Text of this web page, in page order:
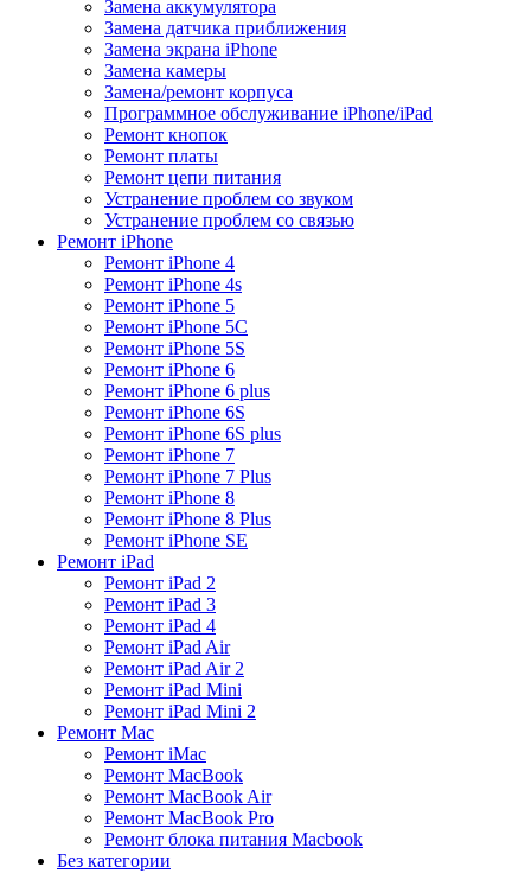
Замена аккумулятора
Замена датчика приближения
Замена экрана iPhone
Замена камеры
Замена/ремонт корпуса
Программное обслуживание iPhone/iPad
Ремонт кнопок
Ремонт платы
Ремонт цепи питания
Устранение проблем со звуком
Устранение проблем со связью
Ремонт iPhone
Ремонт iPhone 4
Ремонт iPhone 4s
Ремонт iPhone 5
Ремонт iPhone 5C
Ремонт iPhone 5S
Ремонт iPhone 6
Ремонт iPhone 6 plus
Ремонт iPhone 6S
Ремонт iPhone 6S plus
Ремонт iPhone 7
Ремонт iPhone 7 Plus
Ремонт iPhone 8
Ремонт iPhone 8 Plus
Ремонт iPhone SE
Ремонт iPad
Ремонт iPad 2
Ремонт iPad 3
Ремонт iPad 4
Ремонт iPad Air
Ремонт iPad Air 2
Ремонт iPad Mini
Ремонт iPad Mini 2
Ремонт Mac
Ремонт iMac
Ремонт MacBook
Ремонт MacBook Air
Ремонт MacBook Pro
Ремонт блока питания Macbook
Без категории